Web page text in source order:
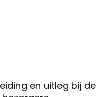
en uitleg bij de